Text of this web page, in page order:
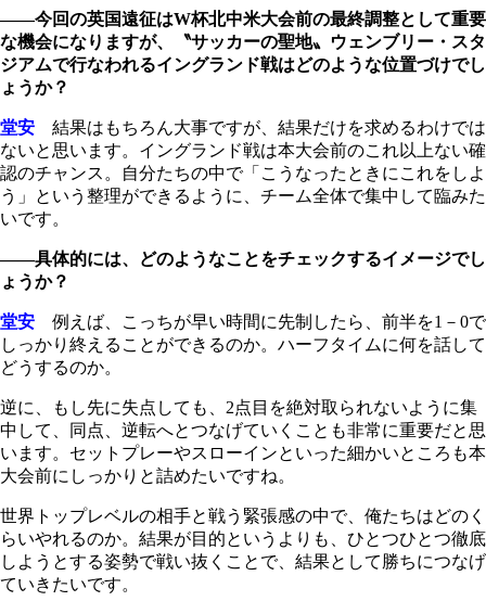
――今回の英国遠征はW杯北中米大会前の最終調整として重要
な機会になりますが、〝サッカーの聖地〟ウェンブリー・スタ
ジアムで行なわれるイングランド戦はどのような位置づけでし
ょうか？
堂安 結果はもちろん大事ですが、結果だけを求めるわけでは
ないと思います。イングランド戦は本大会前のこれ以上ない確
認のチャンス。自分たちの中で「こうなったときにこれをしよ
う」という整理ができるように、チーム全体で集中して臨みた
いです。
――具体的には、どのようなことをチェックするイメージでし
ょうか？
堂安 例えば、こっちが早い時間に先制したら、前半を1－0で
しっかり終えることができるのか。ハーフタイムに何を話して
どうするのか。
逆に、もし先に失点しても、2点目を絶対取られないように集
中して、同点、逆転へとつなげていくことも非常に重要だと思
います。セットプレーやスローインといった細かいところも本
大会前にしっかりと詰めたいですね。
世界トップレベルの相手と戦う緊張感の中で、俺たちはどのく
らいやれるのか。結果が目的というよりも、ひとつひとつ徹底
しようとする姿勢で戦い抜くことで、結果として勝ちにつなげ
ていきたいです。